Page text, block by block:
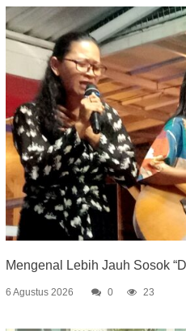
Mengenal Lebih Jauh Sosok
6 Agustus 2026 0 23